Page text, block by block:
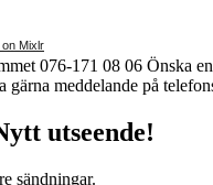
Mixlr
076-171 08 06 Önska
gärna meddelande på
utseende!
sändningar.